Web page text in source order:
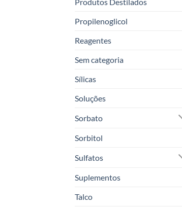
Propilenoglicol
Reagentes
Sem categoria
Sílicas
Soluções
Sorbato
Sorbitol
Sulfatos
Suplementos
Talco